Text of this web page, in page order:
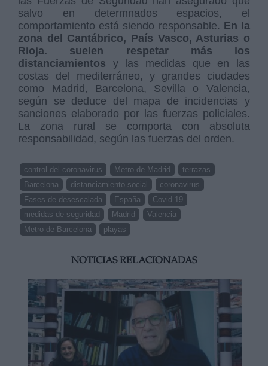
salvo en determnados espacios, el
comportamiento está siendo responsable. En la
zona del Cantábrico, País Vasco, Asturias o
Rioja. suelen respetar más los
distanciamientos y las medidas que en las
costas del mediterráneo, y grandes ciudades
como Madrid, Barcelona, Sevilla o Valencia,
según se deduce del mapa de incidencias y
sanciones elaborado por las fuerzas policiales.
La zona rural se comporta con absoluta
responsabilidad, según las fuerzas del orden.
control del coronavirus Metro de Madrid
terrazas
Barcelona
distanciamiento social
coronavirus
Fases de desescalada
España
Covid 19
medidas de seguridad
Madrid
Valencia
Metro de Barcelona
playas
NOTICIAS RELACIONADAS